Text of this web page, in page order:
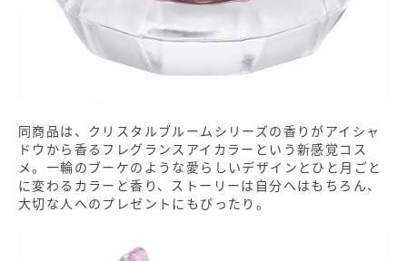
同商品は、クリスタルブルームシリーズの香りがアイシャ
ドウから香るフレグランスアイカラーという新感覚コス
メ。一輪のブーケのような愛らしいデザインとひと月ごと
に変わるカラーと香り、ストーリーは自分へはもちろん、
大切な人へのプレゼントにもぴったり。